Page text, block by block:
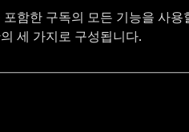
함한 구독의 모든 기능을 사용
세 가지로 구성됩니다.